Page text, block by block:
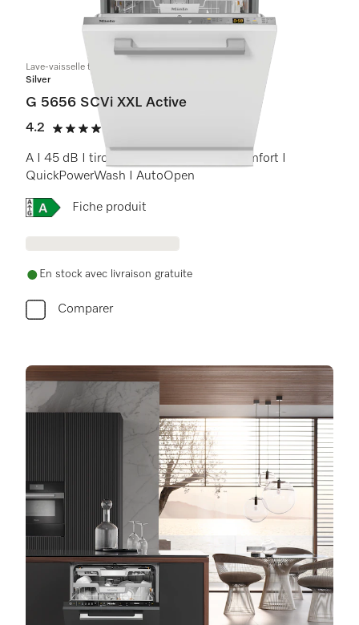
Lave-vaisselle totalement intégrable XXL
Silver
G 5656 SCVi XXL Active
4.2
4.2 étoiles sur 5
A I 45 dB I tiroir à couverts I paniers Comfort I
QuickPowerWash I AutoOpen
Online Label Flag, Étiquette énergétique
Fiche produit
En stock avec livraison gratuite
Comparer